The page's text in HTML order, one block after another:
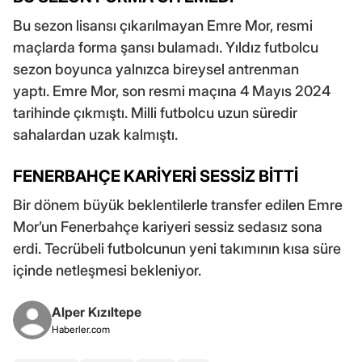
Bu sezon lisansı çıkarılmayan Emre Mor, resmi
maçlarda forma şansı bulamadı. Yıldız futbolcu
sezon boyunca yalnızca bireysel antrenman
yaptı. Emre Mor, son resmi maçına 4 Mayıs 2024
tarihinde çıkmıştı. Milli futbolcu uzun süredir
sahalardan uzak kalmıştı.
FENERBAHÇE KARİYERİ SESSİZ BİTTİ
Bir dönem büyük beklentilerle transfer edilen Emre
Mor’un Fenerbahçe kariyeri sessiz sedasız sona
erdi. Tecrübeli futbolcunun yeni takımının kısa süre
içinde netleşmesi bekleniyor.
Alper Kızıltepe
Haberler.com